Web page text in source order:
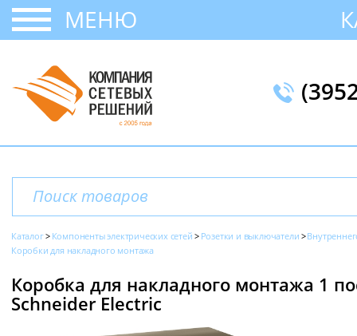
МЕНЮ
Каталог Компоненты электрических сетей Розетки и выключатели
Коробки для накладного монтажа
Коробка для накладного монтажа 1
Schneider Electric